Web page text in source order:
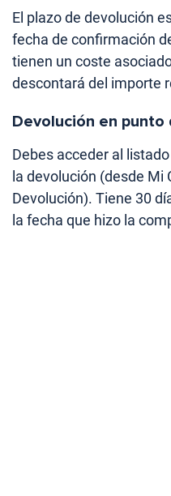
El plazo de devolución
fecha de confirmación
tienen un coste
descontará del importe
Devolución en punto
Debes acceder al
la devolución (desde Mi
Devolución). Tiene 30
la fecha que hizo la